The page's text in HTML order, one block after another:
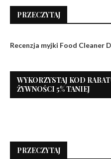
PRZECZYTAJ
Recenzja myjki Food Cleaner
WYKORZYSTAJ KOD
ŻYWNOŚCI 5% TANIEJ
PRZECZYTAJ